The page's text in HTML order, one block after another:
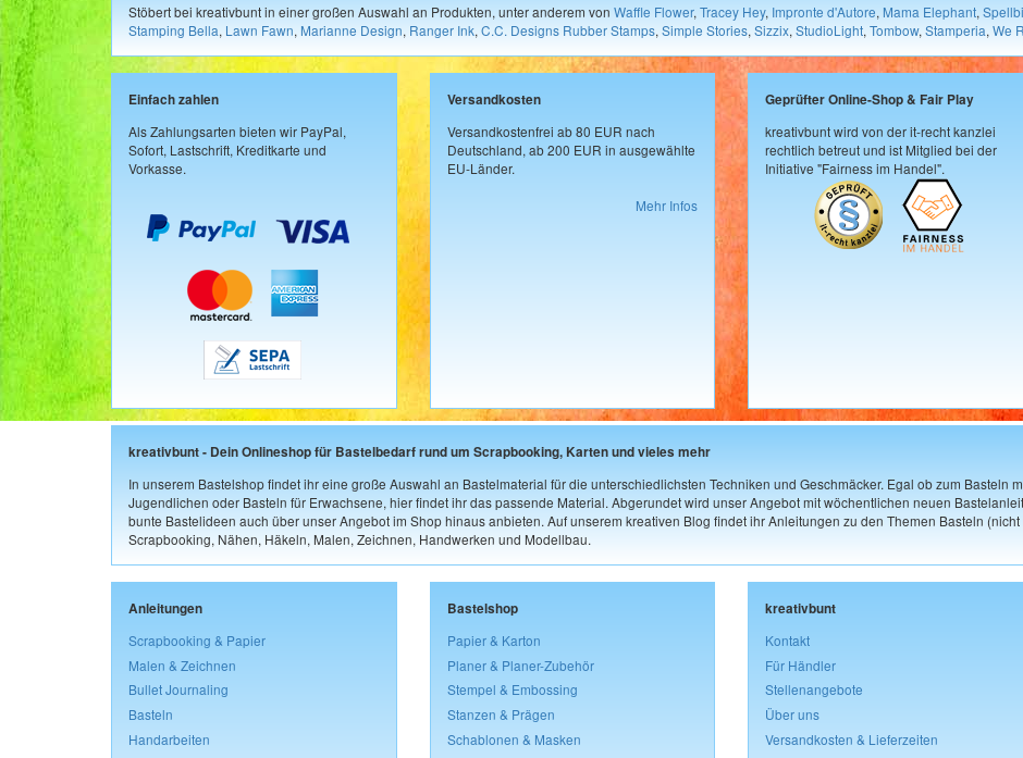
Stöbert bei kreativbunt in einer großen Auswahl an Produkten, unter anderem von Waffle Flower, Tracey Hey, Impronte d'Autore, Mama Elephant,
Stamping Bella, Lawn Fawn, Marianne Design, Ranger Ink, C.C. Designs Rubber Stamps, Simple Stories, Sizzix, StudioLight, Tombow, Stamperia, We
Einfach zahlen
Als Zahlungsarten bieten wir PayPal,
Sofort, Lastschrift, Kreditkarte und
Vorkasse.
Versandkosten
Versandkostenfrei ab 80 EUR nach
Deutschland, ab 200 EUR in ausgewählte
EU-Länder.
Mehr Infos
Geprüfter Online-Shop & Fair Play
kreativbunt wird von der it-recht kanzlei
rechtlich betreut und ist Mitglied bei der
Initiative "Fairness im Handel".
kreativbunt - Dein Onlineshop für Bastelbedarf rund um Scrapbooking, Karten und vieles mehr
In unserem Bastelshop findet ihr eine große Auswahl an Bastelmaterial für die unterschiedlichsten Techniken und Geschmäcker. Egal ob zum Basteln
Jugendlichen oder Basteln für Erwachsene, hier findet ihr das passende Material. Abgerundet wird unser Angebot mit wöchentlichen neuen
bunte Bastelideen auch über unser Angebot im Shop hinaus anbieten. Auf unserem kreativen Blog findet ihr Anleitungen zu den Themen Basteln
Scrapbooking, Nähen, Häkeln, Malen, Zeichnen, Handwerken und Modellbau.
Anleitungen
Scrapbooking & Papier
Malen & Zeichnen
Bullet Journaling
Basteln
Handarbeiten
Bastelshop
Papier & Karton
Planer & Planer-Zubehör
Stempel & Embossing
Stanzen & Prägen
Schablonen & Masken
kreativbunt
Kontakt
Für Händler
Stellenangebote
Über uns
Versandkosten & Lieferzeiten